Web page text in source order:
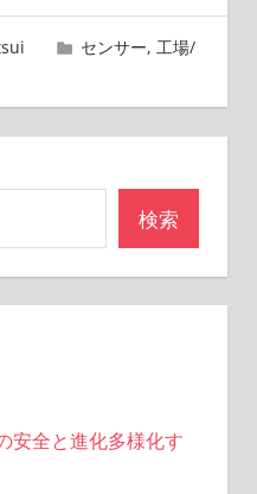
センサー,工場/
検索
安全と進化多様化す